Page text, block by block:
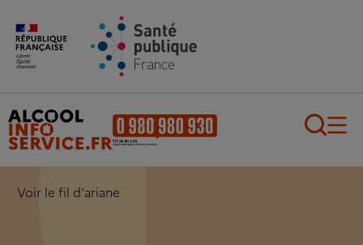
Aller au contenu principal
Voir le fil d'ariane